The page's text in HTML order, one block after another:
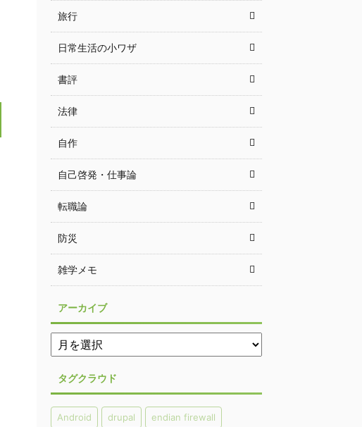
旅行
日常生活の小ワザ
書評
法律
自作
自己啓発・仕事論
転職論
防災
雑学メモ
アーカイブ
タグクラウド
Android drupal endian firewall